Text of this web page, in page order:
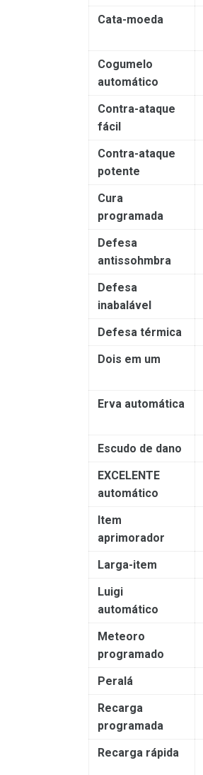
Cata-moeda
Cogumelo
automático
Contra-ataque
fácil
Contra-ataque
potente
Cura
programada
Defesa
antissohmbra
Defesa
inabalável
Defesa térmica
Dois em um
Erva automática
Escudo de dano
EXCELENTE
automático
Item
aprimorador
Larga-item
Luigi
automático
Meteoro
programado
Peralá
Recarga
programada
Recarga rápida